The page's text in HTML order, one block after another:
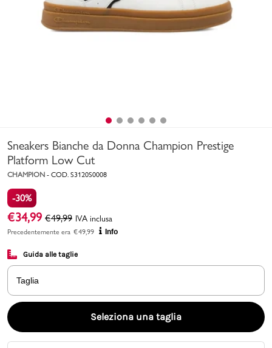
Marchi
Promo & News
Sneakers Bianche da Donna Champion Prestige
Platform Low Cut
CHAMPION - COD. S3120S0008
-30%
€34,99 €49,99 IVA inclusa
Precedentemente era €49,99 Info
Guida alle taglie
Taglia
Seleziona una taglia